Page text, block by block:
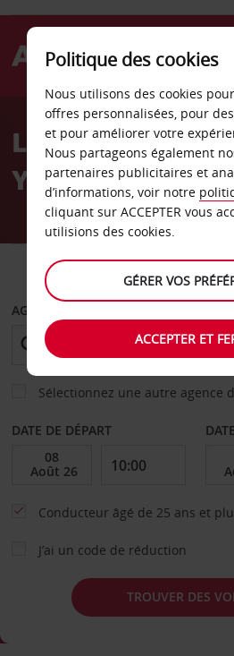
AvisLocation de
Yellowstone
VOITURE
AGENCE DE DÉPART
Sélectionnez une autre agence
DATE DE DÉPART
Conducteur âgé de 25 ans et
J’ai un code de réduction
TROUVER DES
Politique des cookies
Nous utilisons des cookies
offres personnalisées, pour
et pour améliorer votre
Nous partageons également
partenaires publicitaires et
d’informations, voir notre
cliquant sur ACCEPTER vous
utilisions des cookies.
GÉRER VOS
ACCEPTER ET